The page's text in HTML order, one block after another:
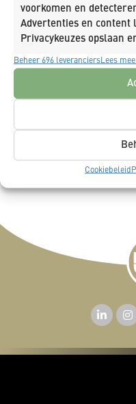
voorkomen en
Advertenties en content
Privacykeuzes opslaan
Beheer 696 leveranciersLees
Cookiebeleid
Versturen
RENOVATIE